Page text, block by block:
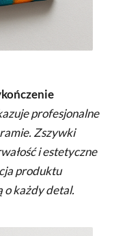
profesjonalne
Zszywki
i estetyczne
produktu
o każdy detal.